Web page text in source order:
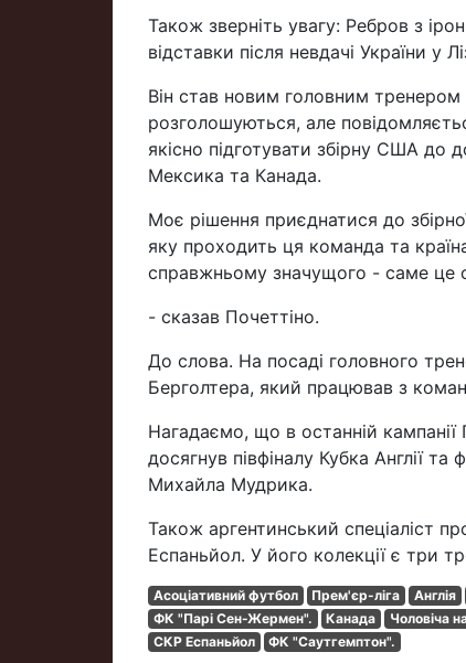
Також зверніть увагу: Ребров з
відставки після невдачі України у
Він став новим головним тренером
розголошуються, але
якісно підготувати збірну США
Мексика та Канада.
Моє рішення приєднатися до
яку проходить ця команда та
справжньому значущого - саме це
- сказав Почеттіно.
До слова. На посаді головного
Берголтера, який працював з
Нагадаємо, що в останній
досягнув півфіналу Кубка Англії
Михайла Мудрика.
Також аргентинський спеціаліст
Еспаньйол. У його колекції є три
Асоціативний футбол Прем'єр-ліга Англія
ФК "Парі Сен-Жермен".
Канада Чоловіча
СКР Еспаньйол
ФК "Саутгемптон".